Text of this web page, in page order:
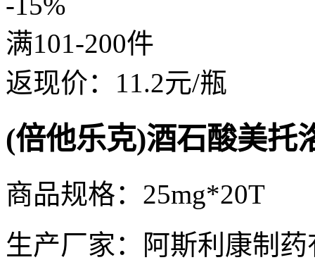
满101-200件
返现价： 11.2元/瓶
(倍他乐克)酒石酸美托
商品规格：25mg*20T
生产厂家：阿斯利康制